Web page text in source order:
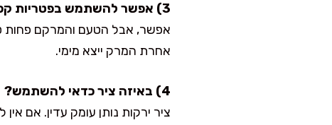
3) אפשר להשתמש בפטריות קפואות?
אפשר, אבל הטעם והמרקם פחות
אחרת המרק ייצא מימי.
4) באיזה ציר כדאי להשתמש?
ציר ירקות נותן עומק עדין. אם